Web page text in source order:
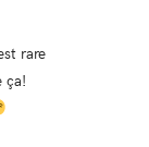
rare
ça!